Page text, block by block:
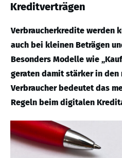
Kreditverträgen
Verbraucherkredite werden
auch bei kleinen Beträgen
Besonders Modelle wie
geraten damit stärker in den
Verbraucher bedeutet das
Regeln beim digitalen